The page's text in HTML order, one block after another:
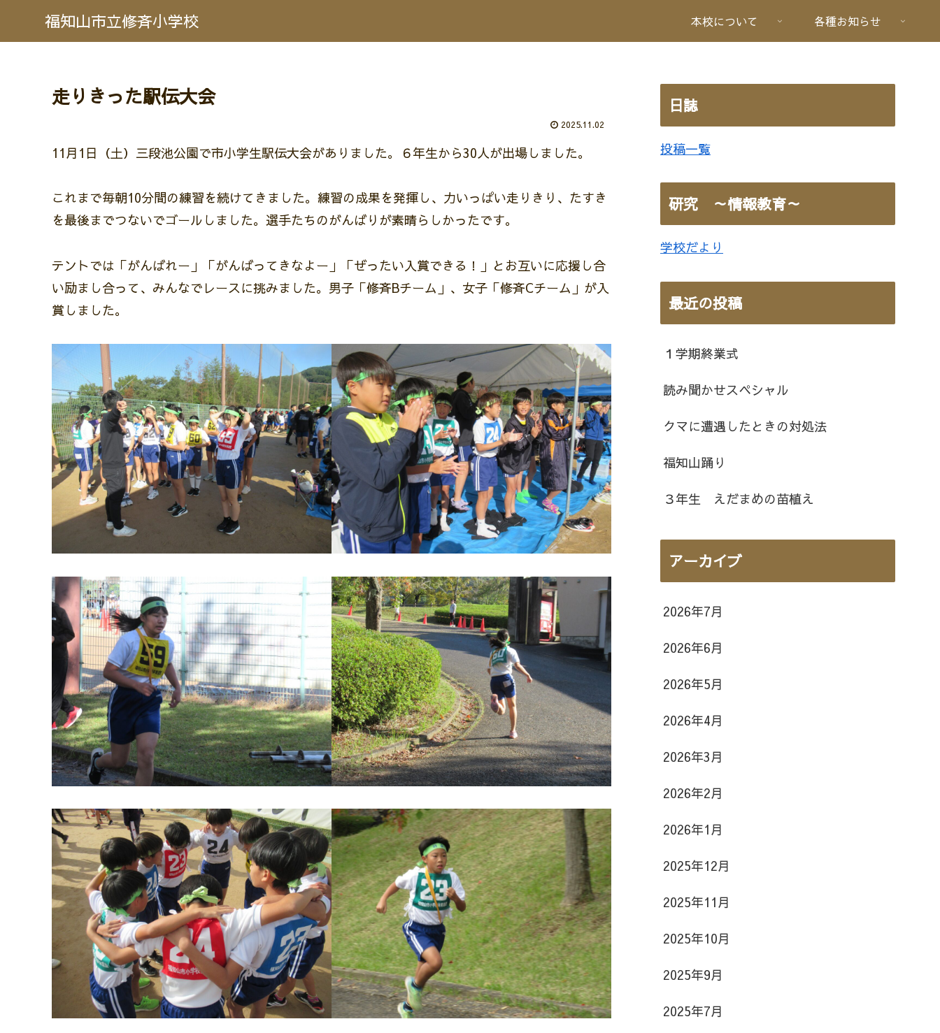
福知山市立修斉小学校 本校について 各種お知らせ
走りきった駅伝大会
2025.11.02
11月1日（土）三段池公園で市小学生駅伝大会がありました。６年生から30人が出場しました。
これまで毎朝10分間の練習を続けてきました。練習の成果を発揮し、力いっぱい走りきり、たすき
を最後までつないでゴールしました。選手たちのがんばりが素晴らしかったです。
テントでは「がんばれー」「がんばってきなよー」「ぜったい入賞できる！」とお互いに応援し合
い励まし合って、みんなでレースに挑みました。男子「修斉Bチーム」、女子「修斉Cチーム」が入
賞しました。
日誌
投稿一覧
研究 ～情報教育～
学校だより
最近の投稿
１学期終業式
読み聞かせスペシャル
クマに遭遇したときの対処法
福知山踊り
３年生 えだまめの苗植え
アーカイブ
2026年7月
2026年6月
2026年5月
2026年4月
2026年3月
2026年2月
2026年1月
2025年12月
2025年11月
2025年10月
2025年9月
2025年7月